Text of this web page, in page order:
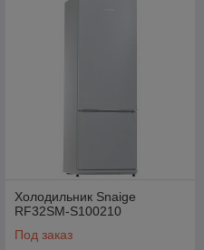
Холодильник Snaige
RF32SM-S100210
Под заказ